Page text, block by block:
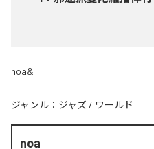
noa&
ジャンル： ジャズ / ワールド
noa